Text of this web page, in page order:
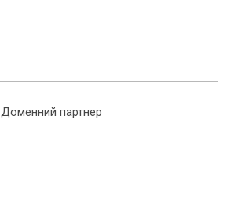
Доменний партнер